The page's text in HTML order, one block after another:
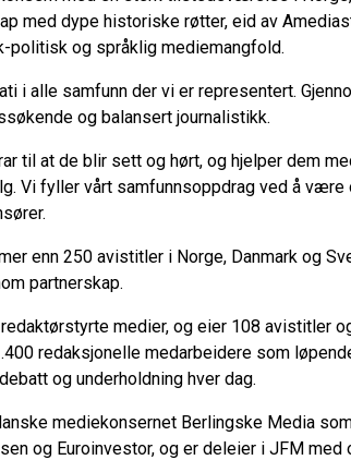
med dype historiske røtter, eid av
politisk og språklig mediemangfold.
i alle samfunn der vi er representert.
og balansert journalistikk.
til at de blir sett og hørt, og hjelper dem
Vi fyller vårt samfunnsoppdrag ved å
enn 250 avistitler i Norge, Danmark og
partnerskap.
medier, og eier 108 avistitler
redaksjonelle medarbeidere som
og underholdning hver dag.
mediekonsernet Berlingske Media
og Euroinvestor, og er deleier i JFM med